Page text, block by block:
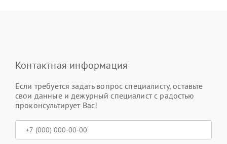
Контактная информация
Если требуется задать вопрос специалисту, оставьте
свои данные и дежурный специалист с радостью
проконсультирует Вас!